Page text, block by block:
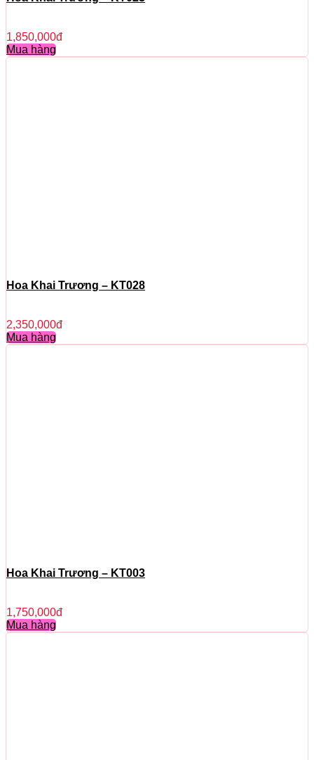
1,850,000đ
Mua hàng
Hoa Khai Trương – KT028
2,350,000đ
Mua hàng
Hoa Khai Trương – KT003
1,750,000đ
Mua hàng